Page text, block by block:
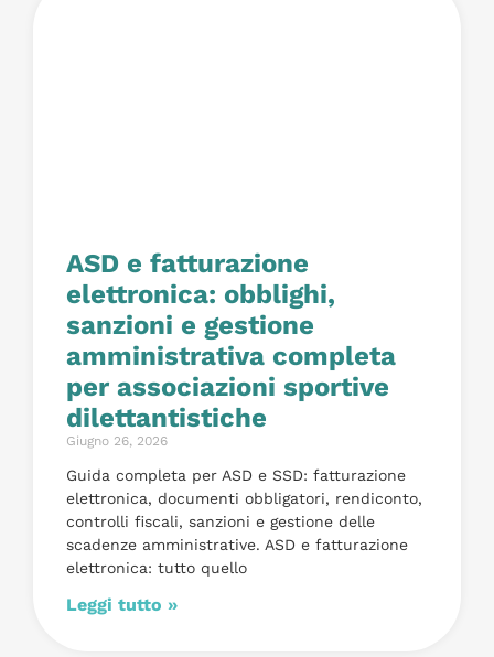
ASD e fatturazione
elettronica: obblighi,
sanzioni e gestione
amministrativa completa
per associazioni sportive
dilettantistiche
Giugno 26, 2026
Guida completa per ASD e SSD: fatturazione
elettronica, documenti obbligatori, rendiconto,
controlli fiscali, sanzioni e gestione delle
scadenze amministrative. ASD e fatturazione
elettronica: tutto quello
Leggi tutto »